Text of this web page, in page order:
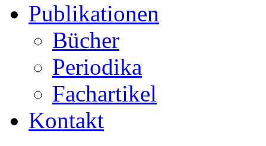
Publikationen
Bücher
Periodika
Fachartikel
Kontakt